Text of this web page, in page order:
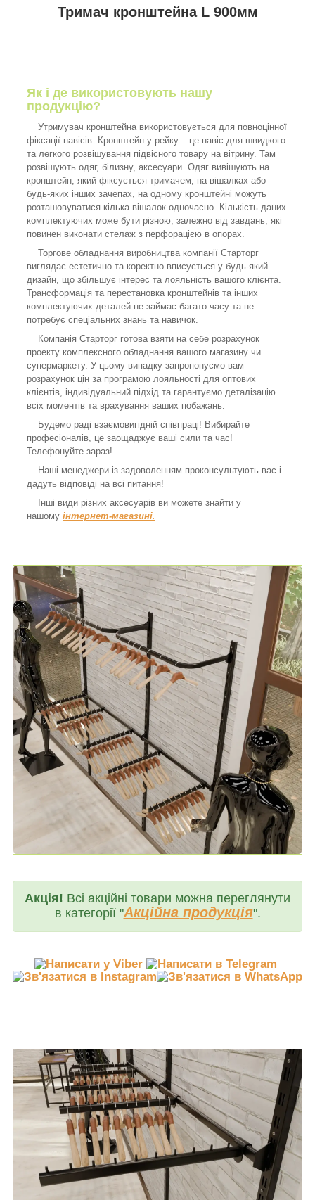
Тримач кронштейна L 900мм
Як і де використовують нашу
продукцію?
Утримувач кронштейна використовується для повноцінної
фіксації навісів. Кронштейн у рейку – це навіс для швидкого
та легкого розвішування підвісного товару на вітрину. Там
розвішують одяг, білизну, аксесуари. Одяг вивішують на
кронштейн, який фіксується тримачем, на вішалках або
будь-яких інших зачепах, на одному кронштейні можуть
розташовуватися кілька вішалок одночасно. Кількість даних
комплектуючих може бути різною, залежно від завдань, які
повинен виконати стелаж з перфорацією в опорах.
Торгове обладнання виробництва компанії Старторг
виглядає естетично та коректно вписується у будь-який
дизайн, що збільшує інтерес та лояльність вашого клієнта.
Трансформація та перестановка кронштейнів та інших
комплектуючих деталей не займає багато часу та не
потребує спеціальних знань та навичок.
Компанія Старторг готова взяти на себе розрахунок
проекту комплексного обладнання вашого магазину чи
супермаркету. У цьому випадку запропонуємо вам
розрахунок цін за програмою лояльності для оптових
клієнтів, індивідуальний підхід та гарантуємо деталізацію
всіх моментів та врахування ваших побажань.
Будемо раді взаємовигідній співпраці! Вибирайте
професіоналів, це заощаджує ваші сили та час!
Телефонуйте зараз!
Наші менеджери із задоволенням проконсультують вас і
дадуть відповіді на всі питання!
Інші види різних аксесуарів ви можете знайти у
нашому інтернет-магазині.
Акція! Всі акційні товари можна переглянути
в категорії "Акційна продукція".